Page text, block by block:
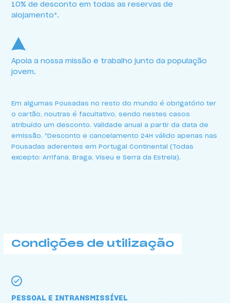
10% de desconto em todas as reservas de
alojamento*.
Apoia a nossa missão e trabalho junto da população
jovem.
Em algumas Pousadas no resto do mundo é obrigatório ter
o cartão, noutras é facultativo, sendo nestes casos
atribuído um desconto. Validade anual a partir da data de
emissão. *Desconto e cancelamento 24H válido apenas nas
Pousadas aderentes em Portugal Continental (Todas
excepto: Arrifana, Braga, Viseu e Serra da Estrela).
Condições de utilização
PESSOAL E INTRANSMISSÍVEL